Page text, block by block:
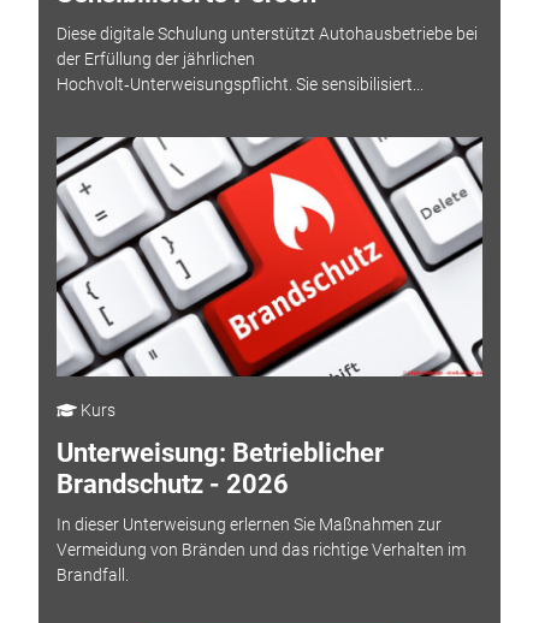
Diese digitale Schulung unterstützt Autohausbetriebe bei
der Erfüllung der jährlichen
Hochvolt‑Unterweisungspflicht. Sie sensibilisiert...
Kurs
Unterweisung: Betrieblicher
Brandschutz - 2026
In dieser Unterweisung erlernen Sie Maßnahmen zur
Vermeidung von Bränden und das richtige Verhalten im
Brandfall.